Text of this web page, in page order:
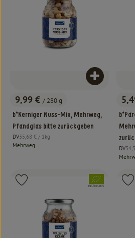
, Preis:
9,99 € / 280 g
b*Kerniger Nuss-Mix, Mehrweg,
Pfandglas bitte zurückgeben
, Herkunft:
DV, Referenzpreis:
35,68 € / 1kg
Mehrweg
Produkt
,
,DV,
, Verband:
, Kontrollstelle:
DE-ÖKO-005
Produkt zu Favouriten hinzufügen